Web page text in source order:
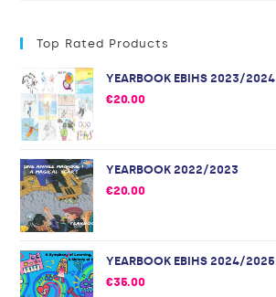
Top Rated Products
YEARBOOK EBIHS 2023/2024
€20.00
YEARBOOK 2022/2023
€20.00
YEARBOOK EBIHS 2024/2025
€35.00